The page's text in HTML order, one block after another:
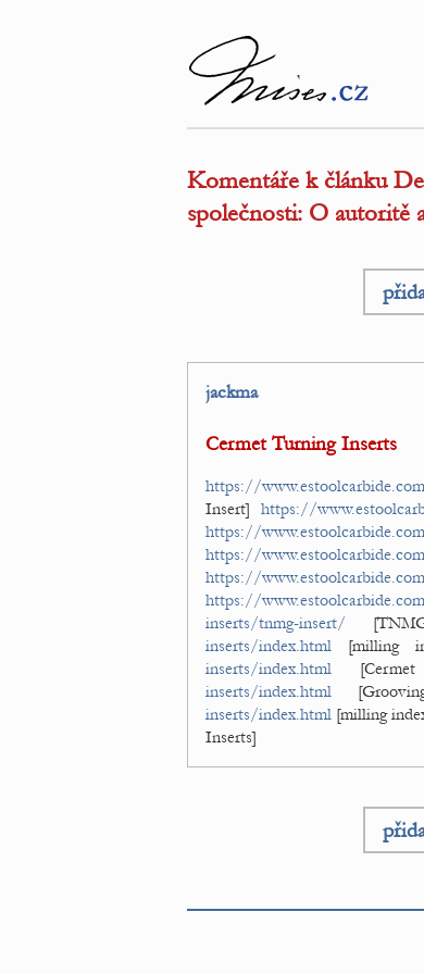
Komentáře k článku
společnosti: O autoritě
jackma
Cermet Turning Inserts
https://
Insert] https://
https://
https://
https://
https://
inserts/tnmg-insert/
inserts/index.html [milling
inserts/index.html
inserts/index.html
inserts/index.html [milling
Inserts]